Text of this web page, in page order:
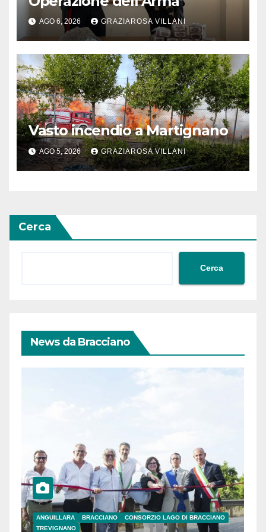
AGO 6, 2026 GRAZIAROSA VILLANI
Vasto incendio a Martignano
AGO 5, 2026 GRAZIAROSA VILLANI
Cerca
Cerca
News da Bracciano
ANGUILLARA BRACCIANO
CONSORZIO LAGO DI BRACCIANO
TREVIGNANO